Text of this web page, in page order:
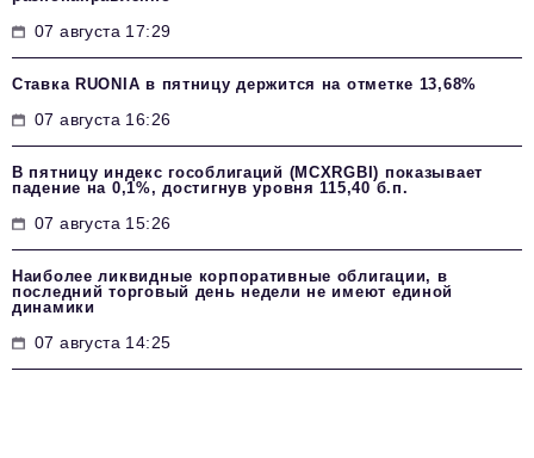
07 августа 17:29
Ставка RUONIA в пятницу держится на отметке 13,68%
07 августа 16:26
В пятницу индекс гособлигаций (MCXRGBI) показывает
падение на 0,1%, достигнув уровня 115,40 б.п.
07 августа 15:26
Наиболее ликвидные корпоративные облигации, в
последний торговый день недели не имеют единой
динамики
07 августа 14:25